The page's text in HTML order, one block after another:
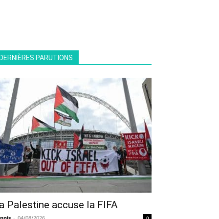
PARUTIONS
Palestine accuse la FIFA